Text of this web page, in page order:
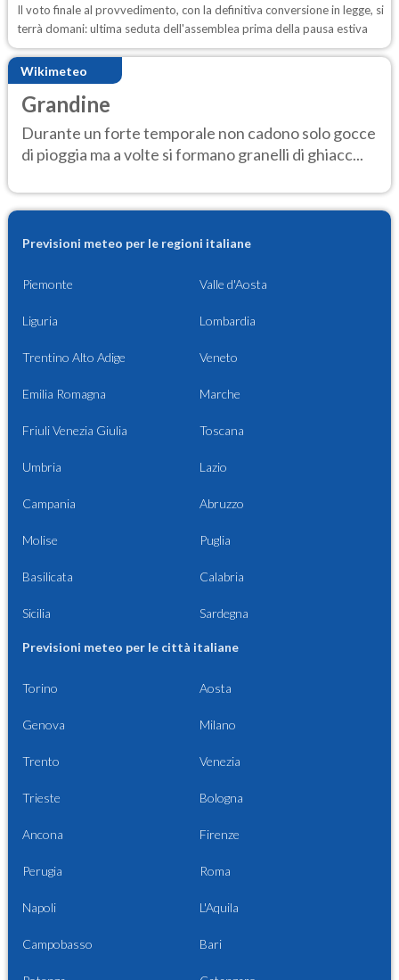
Il voto finale al provvedimento, con la definitiva conversione in legge, si
terrà domani: ultima seduta dell'assemblea prima della pausa estiva
Wikimeteo
Grandine
Durante un forte temporale non cadono solo gocce
di pioggia ma a volte si formano granelli di ghiacc...
Previsioni meteo per le regioni italiane
Piemonte Valle d'Aosta
Liguria Lombardia
Trentino Alto Adige Veneto
Emilia Romagna Marche
Friuli Venezia Giulia Toscana
Umbria Lazio
Campania Abruzzo
Molise Puglia
Basilicata Calabria
Sicilia Sardegna
Previsioni meteo per le città italiane
Torino Aosta
Genova Milano
Trento Venezia
Trieste Bologna
Ancona Firenze
Perugia Roma
Napoli L'Aquila
Campobasso Bari